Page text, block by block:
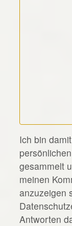
*
Ich bin
gesammelt
meinen
anzuzeigen
Antworten